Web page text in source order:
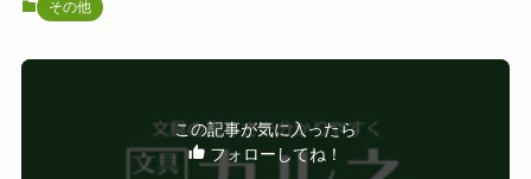
その他
この記事が気に入ったら
フォローしてね！